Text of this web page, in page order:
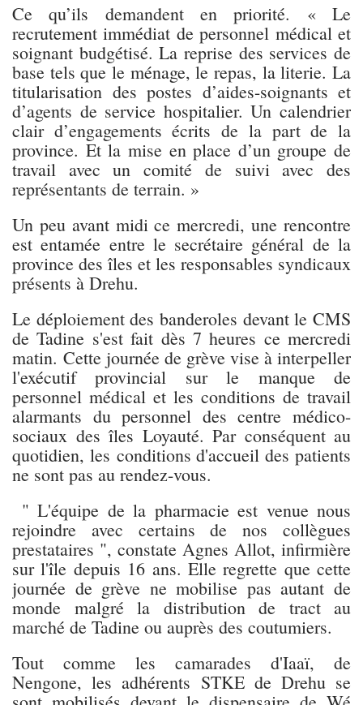
Ce qu’ils demandent en priorité. « Le
recrutement immédiat de personnel médical et
soignant budgétisé. La reprise des services de
base tels que le ménage, le repas, la literie. La
titularisation des postes d’aides-soignants et
d’agents de service hospitalier. Un calendrier
clair d’engagements écrits de la part de la
province. Et la mise en place d’un groupe de
travail avec un comité de suivi avec des
représentants de terrain. »
Un peu avant midi ce mercredi, une rencontre
est entamée entre le secrétaire général de la
province des îles et les responsables syndicaux
présents à Drehu.
Le déploiement des banderoles devant le CMS
de Tadine s'est fait dès 7 heures ce mercredi
matin. Cette journée de grève vise à interpeller
l'exécutif provincial sur le manque de
personnel médical et les conditions de travail
alarmants du personnel des centre médico-
sociaux des îles Loyauté. Par conséquent au
quotidien, les conditions d'accueil des patients
ne sont pas au rendez-vous.
" L'équipe de la pharmacie est venue nous
rejoindre avec certains de nos collègues
prestataires ", constate Agnes Allot, infirmière
sur l'île depuis 16 ans. Elle regrette que cette
journée de grève ne mobilise pas autant de
monde malgré la distribution de tract au
marché de Tadine ou auprès des coutumiers.
Tout comme les camarades d'Iaaï, de
Nengone, les adhérents STKE de Drehu se